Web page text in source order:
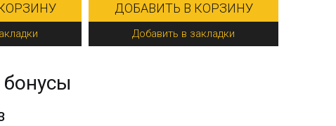
ДОБАВИТЬ В КОРЗИНУ
Добавить в закладки